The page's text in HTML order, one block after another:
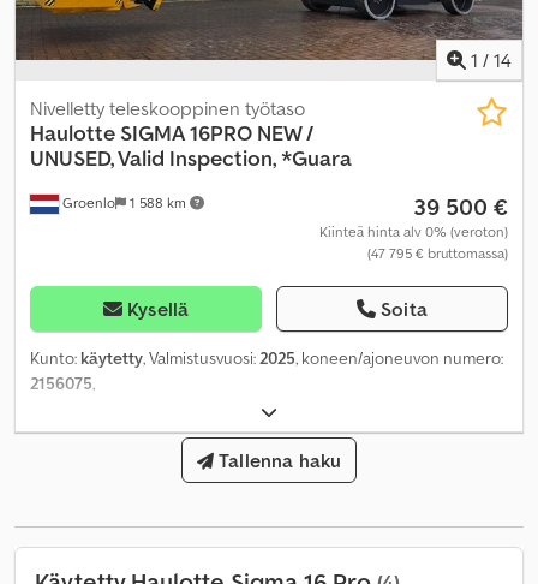
1 / 14
Groenlo 1 588 km
Nivelletty teleskooppinen työtaso
Haulotte SIGMA 16PRO NEW /
UNUSED, Valid Inspection, *Guara
39 500 €
Kiinteä hinta alv 0% (veroton)
(47 795 € bruttomassa)
Kysellä Soita
Kunto: käytetty, Valmistusvuosi:2025, koneen/ajoneuvon numero:
2156075,
Tallenna haku